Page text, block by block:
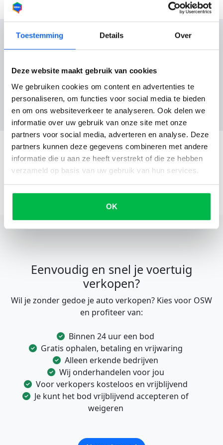
Toestemming Details Over
Deze website maakt gebruik van cookies
We gebruiken cookies om content en advertenties te
personaliseren, om functies voor social media te bieden
en om ons websiteverkeer te analyseren. Ook delen we
informatie over uw gebruik van onze site met onze
partners voor social media, adverteren en analyse. Deze
partners kunnen deze gegevens combineren met andere
informatie die u aan ze heeft verstrekt of die ze hebben
verzameld op basis van uw gebruik van hun services.
OK
Reviews
Nog geen reviews
Eenvoudig en snel je voertuig
verkopen?
Wil je zonder gedoe je auto verkopen? Kies voor OSW
en profiteer van:
Binnen 24 uur een bod
Gratis ophalen, betaling en vrijwaring
Alleen erkende bedrijven
Wij onderhandelen voor jou
Voor verkopers kosteloos en vrijblijvend
Je kunt het bod vrijblijvend accepteren of
weigeren